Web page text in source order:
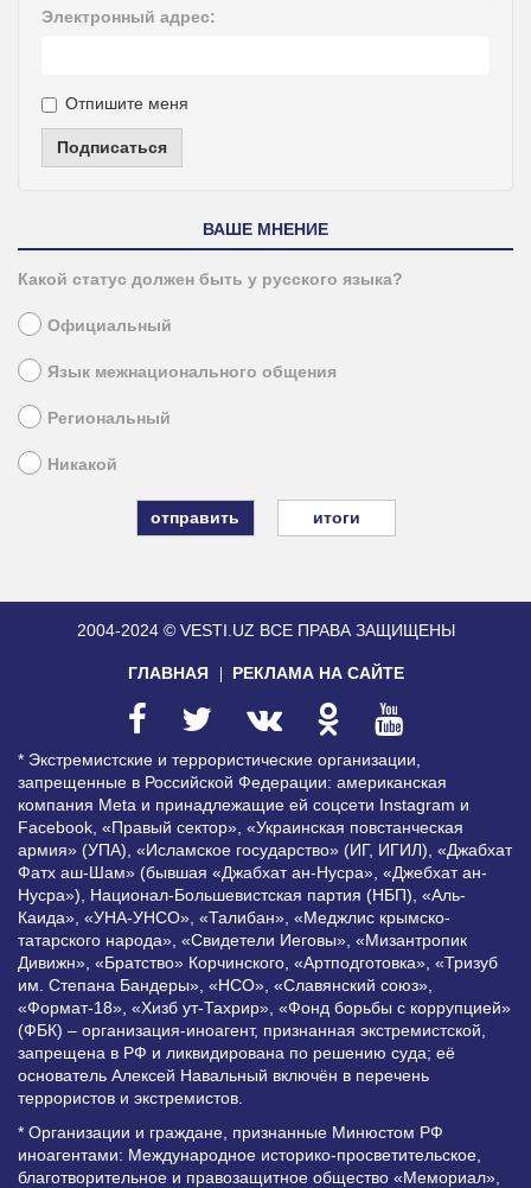
Электронный адрес:
Отпишите меня
Подписаться
ВАШЕ МНЕНИЕ
Какой статус должен быть у русского языка?
Официальный
Язык межнационального общения
Региональный
Никакой
итоги
2004-2024 © VESTI.UZ ВСЕ ПРАВА ЗАЩИЩЕНЫ
ГЛАВНАЯ РЕКЛАМА НА САЙТЕ
* Экстремистские и террористические организации,
запрещенные в Российской Федерации: американская
компания Meta и принадлежащие ей соцсети Instagram и
Facebook, «Правый сектор», «Украинская повстанческая
армия» (УПА), «Исламское государство» (ИГ, ИГИЛ), «Джабхат
Фатх аш-Шам» (бывшая «Джабхат ан-Нусра», «Джебхат ан-
Нусра»), Национал-Большевистская партия (НБП), «Аль-
Каида», «УНА-УНСО», «Талибан», «Меджлис крымско-
татарского народа», «Свидетели Иеговы», «Мизантропик
Дивижн», «Братство» Корчинского, «Артподготовка», «Тризуб
им. Степана Бандеры», «НСО», «Славянский союз»,
«Формат-18», «Хизб ут-Тахрир», «Фонд борьбы с коррупцией»
(ФБК) – организация-иноагент, признанная экстремистской,
запрещена в РФ и ликвидирована по решению суда; её
основатель Алексей Навальный включён в перечень
террористов и экстремистов.
* Организации и граждане, признанные Минюстом РФ
иноагентами: Международное историко-просветительское,
благотворительное и правозащитное общество «Мемориал»,